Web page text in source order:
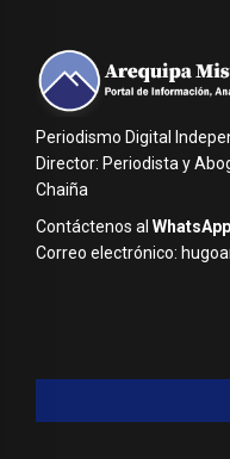
Periodismo Digital
Director: Periodista y
Chaiña
Contáctenos al
Correo electrónico: